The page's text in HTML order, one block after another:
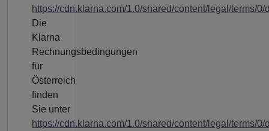
https://cdn.klarna.com/1.0/shared/content/legal/terms/
Die
Klarna
Rechnungsbedingungen
für
Österreich
finden
Sie unter
https://cdn.klarna.com/1.0/shared/content/legal/terms/0/